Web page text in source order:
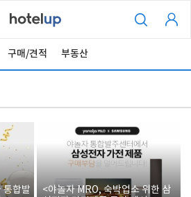
구매/견적 부동산
통합발
<야놀자 MRO, 숙박업소 위한 삼